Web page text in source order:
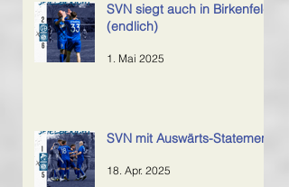
SVN siegt auch in Birkenfeld
(endlich)
1. Mai 2025
SVN mit Auswärts-Statement
18. Apr. 2025